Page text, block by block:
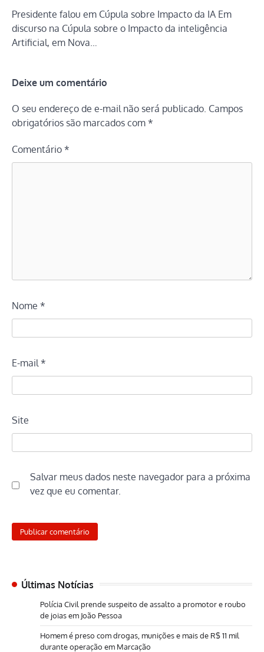
Presidente falou em Cúpula sobre Impacto da IA Em
discurso na Cúpula sobre o Impacto da inteligência
Artificial, em Nova…
Deixe um comentário
O seu endereço de e-mail não será publicado. Campos
obrigatórios são marcados com *
Comentário *
Nome *
E-mail*
Site
Salvar meus dados neste navegador para a próxima
vez que eu comentar.
Últimas Notícias
Polícia Civil prende suspeito de assalto a promotor e roubo
de joias em João Pessoa
Homem é preso com drogas, munições e mais de R$ 11 mil
durante operação em Marcação